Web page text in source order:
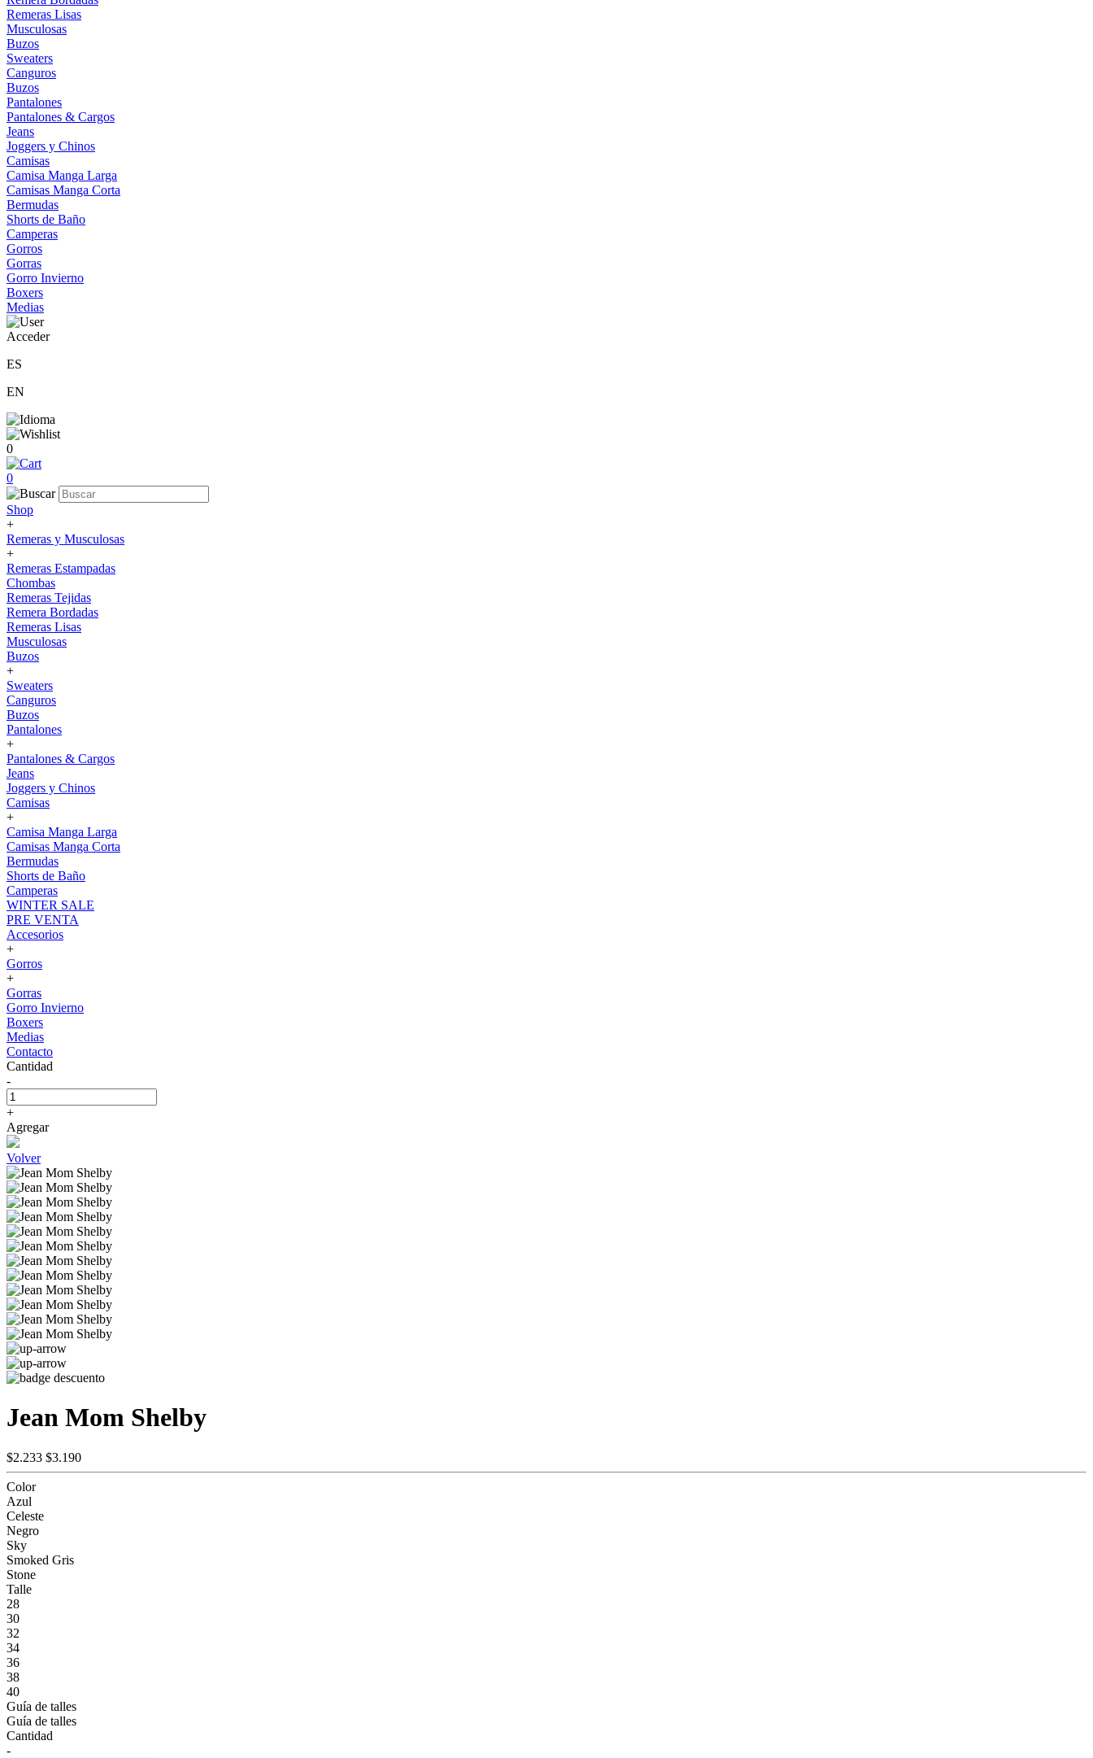
Remeras Lisas
Musculosas
Buzos
Sweaters
Canguros
Buzos
Pantalones
Pantalones & Cargos
Jeans
Joggers y Chinos
Camisas
Camisa Manga Larga
Camisas Manga Corta
Bermudas
Shorts de Baño
Camperas
Gorros
Gorras
Gorro Invierno
Boxers
Medias
Acceder
ES
EN
0
0
Shop
+
Remeras y Musculosas
+
Remeras Estampadas
Chombas
Remeras Tejidas
Remera Bordadas
Remeras Lisas
Musculosas
Buzos
+
Sweaters
Canguros
Buzos
Pantalones
+
Pantalones & Cargos
Jeans
Joggers y Chinos
Camisas
+
Camisa Manga Larga
Camisas Manga Corta
Bermudas
Shorts de Baño
Camperas
WINTER SALE
PRE VENTA
Accesorios
+
Gorros
+
Gorras
Gorro Invierno
Boxers
Medias
Contacto
Cantidad
-
+
Agregar
Volver
Jean Mom Shelby
$2.233 $3.190
Color
Azul
Celeste
Negro
Sky
Smoked Gris
Stone
Talle
28
30
32
34
36
38
40
Guía de talles
Guía de talles
Cantidad
-